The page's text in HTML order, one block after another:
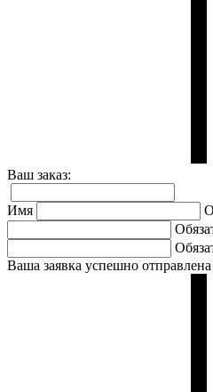
Ваш заказ:
Имя
Ваша заявка успешно отправлена